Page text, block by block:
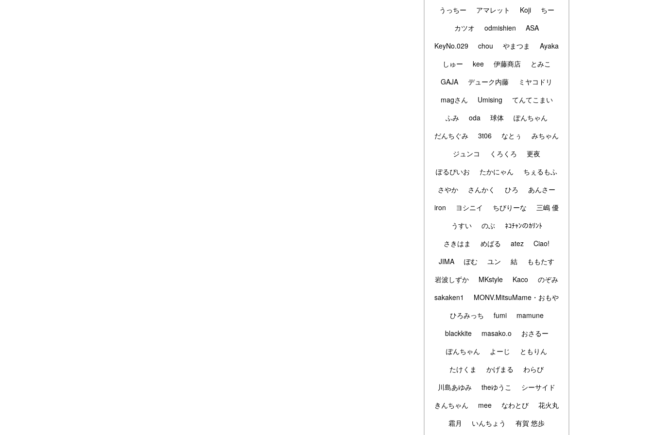
うっちー アマレット Koji
ちー
カツオ
odmishien
ASA
KeyNo.029
chou やまつま
Ayaka
しゅー
kee 伊藤商店
とみこ
GAJA
デューク内藤
ミヤコドリ
magさん
Umising
てんてこまい
ふみ
oda 球体
ぽんちゃん
だんちぐみ
3t06 なとぅ
みちゃん
ジュンコ
くろくろ
更夜
ぽるぴいお
たかにゃん
ちぇるもふ
さやか
さんかく ひろ
あんさー
iron
ヨシニイ ちびりーな
三嶋 優
うすい
のぶ
ﾈｺﾁｬﾝのｶﾘﾝﾄ
さきはま
めばる atez
Ciao!
JIMA
ぽむ ユン 結
ももたす
岩波しずか
MKstyle Kaco
のぞみ
sakaken1
MONV.MitsuMame・おもや
ひろみっち
fumi
mamune
blackkite
masako.o
おさるー
ぽんちゃん
よーじ
ともりん
たけくま
かげまる
わらび
川島あゆみ
theゆうこ
シーサイド
きんちゃん
mee なわとび
花火丸
霜月
いんちょう
有賀 悠歩